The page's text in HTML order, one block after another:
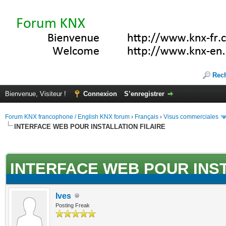
Bienvenue, Visiteur ! Connexion S’enregistrer
Forum KNX francophone / English KNX forum › Français › Visus commerciales
INTERFACE WEB POUR INSTALLATION FILAIRE
INTERFACE WEB POUR
Ives
Posting Freak